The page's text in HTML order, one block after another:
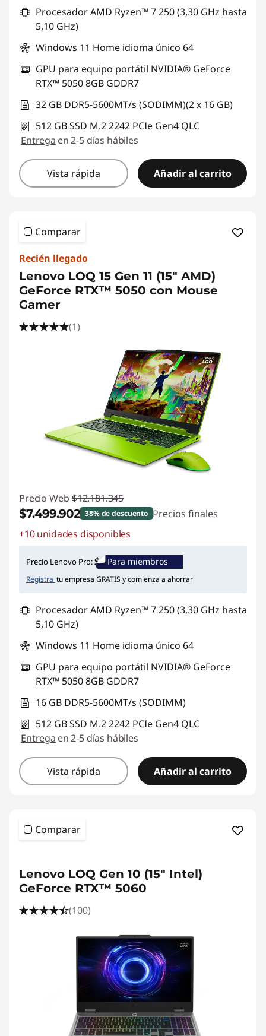
Procesador AMD Ryzen™ 7 250 (3,30 GHz hasta
5,10 GHz)
Windows 11 Home idioma único 64
GPU para equipo portátil NVIDIA® GeForce
RTX™ 5050 8GB GDDR7
32 GB DDR5-5600MT/s (SODIMM)(2 x 16 GB)
512 GB SSD M.2 2242 PCIe Gen4 QLC
Entrega en 2-5 días hábiles
Vista rápida Añadir al carrito
Comparar
Recién llegado
Lenovo LOQ 15 Gen 11 (15" AMD)
GeForce RTX™ 5050 con Mouse
Gamer
(1)
Precio Web $12.181.345
$7.499.902 38% de descuento Precios finales
Ahorros instantáneos :
+10 unidades disponibles
Precio Lenovo Pro: Para miembros
Registra tu empresa GRATIS y comienza a ahorrar
Procesador AMD Ryzen™ 7 250 (3,30 GHz hasta
5,10 GHz)
Windows 11 Home idioma único 64
GPU para equipo portátil NVIDIA® GeForce
RTX™ 5050 8GB GDDR7
16 GB DDR5-5600MT/s (SODIMM)
512 GB SSD M.2 2242 PCIe Gen4 QLC
Entrega en 2-5 días hábiles
Vista rápida Añadir al carrito
Comparar
Lenovo LOQ Gen 10 (15" Intel)
GeForce RTX™ 5060
(100)